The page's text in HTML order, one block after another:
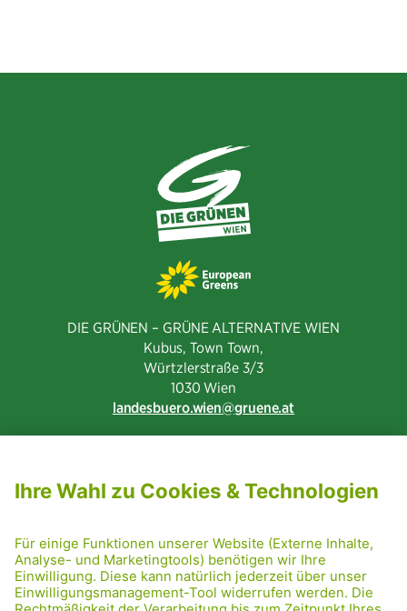
DIE GRÜNEN – GRÜNE ALTERNATIVE WIEN
Kubus, Town Town,
Würtzlerstraße 3/3​
1030 Wien
landesbuero.wien
gruene.at
PRESSE
GRÜNE RADRETTUNG
FRIDAY NIGHTSKATING